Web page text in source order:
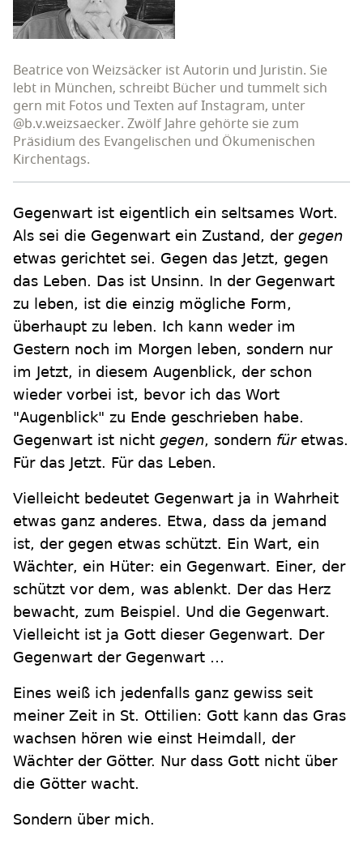
Beatrice von Weizsäcker ist Autorin und Juristin. Sie
lebt in München, schreibt Bücher und tummelt sich
gern mit Fotos und Texten auf Instagram, unter
@b.v.weizsaecker. Zwölf Jahre gehörte sie zum
Präsidium des Evangelischen und Ökumenischen
Kirchentags.
Gegenwart ist eigentlich ein seltsames Wort.
Als sei die Gegenwart ein Zustand, der gegen
etwas gerichtet sei. Gegen das Jetzt, gegen
das Leben. Das ist Unsinn. In der Gegenwart
zu leben, ist die einzig mögliche Form,
überhaupt zu leben. Ich kann weder im
Gestern noch im Morgen leben, sondern nur
im Jetzt, in diesem Augenblick, der schon
wieder vorbei ist, bevor ich das Wort
"Augenblick" zu Ende geschrieben habe.
Gegenwart ist nicht gegen, sondern füretwas.
Für das Jetzt. Für das Leben.
Vielleicht bedeutet Gegenwart ja in Wahrheit
etwas ganz anderes. Etwa, dass da jemand
ist, der gegen etwas schützt. Ein Wart, ein
Wächter, ein Hüter: ein Gegenwart. Einer, der
schützt vor dem, was ablenkt. Der das Herz
bewacht, zum Beispiel. Und die Gegenwart.
Vielleicht ist ja Gott dieser Gegenwart. Der
Gegenwart der Gegenwart …
Eines weiß ich jedenfalls ganz gewiss seit
meiner Zeit in St. Ottilien: Gott kann das Gras
wachsen hören wie einst Heimdall, der
Wächter der Götter. Nur dass Gott nicht über
die Götter wacht.
Sondern über mich.